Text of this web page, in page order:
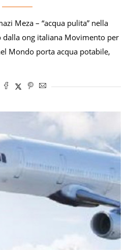
Meza – “acqua pulita” nella
dalla ong italiana Movimento per
Mondo porta acqua potabile,